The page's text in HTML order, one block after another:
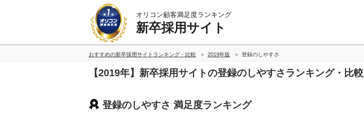
オリコン顧客満足度ランキング
新卒採用サイト
おすすめの新卒採用サイトランキング・比較 2019年版 登録のしやすさ
【2019年】新卒採用サイトの登録のしやすさランキング・比較
登録のしやすさ 満足度ランキング